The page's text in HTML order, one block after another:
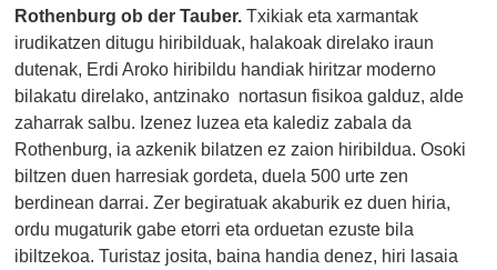
Rothenburg ob der Tauber.Txikiak eta xarmantak
irudikatzen ditugu hiribilduak, halakoak direlako iraun
dutenak, Erdi Aroko hiribildu handiak hiritzar moderno
bilakatu direlako, antzinako nortasun fisikoa galduz, alde
zaharrak salbu. Izenez luzea eta kalediz zabala da
Rothenburg, ia azkenik bilatzen ez zaion hiribildua. Osoki
biltzen duen harresiak gordeta, duela 500 urte zen
berdinean darrai. Zer begiratuak akaburik ez duen hiria,
ordu mugaturik gabe etorri eta orduetan ezuste bila
ibiltzekoa. Turistaz josita, baina handia denez, hiri lasaia